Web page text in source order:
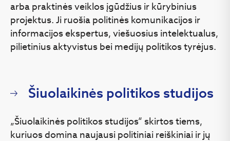
arba praktinės veiklos įgūdžius ir kūrybinius
projektus. Ji ruošia politinės komunikacijos ir
informacijos ekspertus, viešuosius intelektualus,
pilietinius aktyvistus bei medijų politikos tyrėjus.
Šiuolaikinės politikos studijos
„Šiuolaikinės politikos studijos“ skirtos tiems,
kuriuos domina naujausi politiniai reiškiniai ir jų